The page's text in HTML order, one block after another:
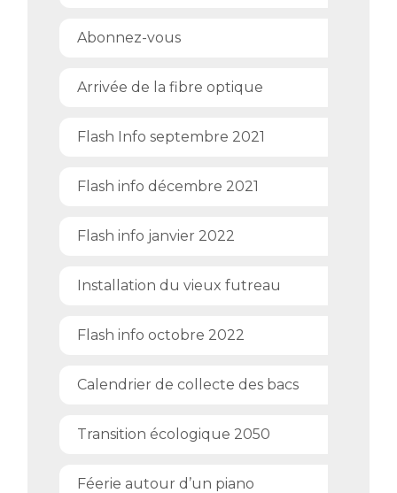
Abonnez-vous
Arrivée de la fibre optique
Flash Info septembre 2021
Flash info décembre 2021
Flash info janvier 2022
Installation du vieux futreau
Flash info octobre 2022
Calendrier de collecte des bacs
Transition écologique 2050
Féerie autour d’un piano